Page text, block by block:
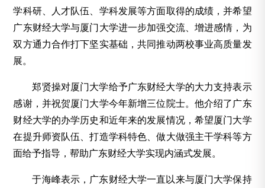
学科研、人才队伍、学科发展等方面取得的成绩，并希望
广东财经大学与厦门大学进一步加强交流、增进感情，为
双方通力合作打下坚实基础，共同推动两校事业高质量发
展。
郑贤操对厦门大学给予广东财经大学的大力支持表示
感谢，并祝贺厦门大学今年新增三位院士。他介绍了广东
财经大学的办学历史和近年来的发展情况，希望厦门大学
在提升师资队伍、打造学科特色、做大做强主干学科等方
面给予指导，帮助广东财经大学实现内涵式发展。
于海峰表示，广东财经大学一直以来与厦门大学保持